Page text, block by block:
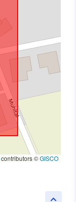
contributors ©GISCO
keyboard_arrow_up